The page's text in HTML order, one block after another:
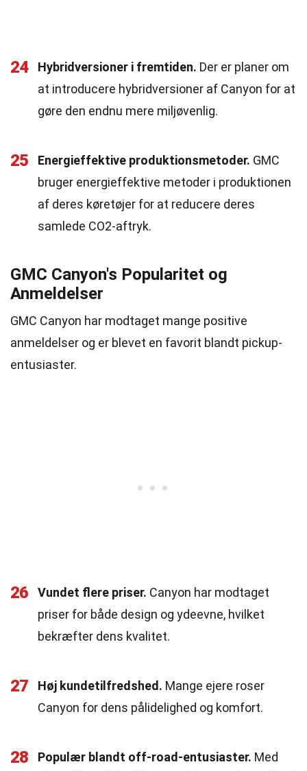
24 Hybridversioner i fremtiden. Der er planer om
at introducere hybridversioner af Canyon for at
gøre den endnu mere miljøvenlig.
25 Energieffektive produktionsmetoder. GMC
bruger energieffektive metoder i produktionen
af deres køretøjer for at reducere deres
samlede CO2-aftryk.
GMC Canyon's Popularitet og
Anmeldelser
GMC Canyon har modtaget mange positive
anmeldelser og er blevet en favorit blandt pickup-
entusiaster.
26 Vundet flere priser. Canyon har modtaget
priser for både design og ydeevne, hvilket
bekræfter dens kvalitet.
27 Høj kundetilfredshed. Mange ejere roser
Canyon for dens pålidelighed og komfort.
28 Populær blandt off-road-entusiaster. Med